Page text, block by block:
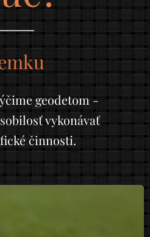
geodetom -
vykonávať
činnosti.